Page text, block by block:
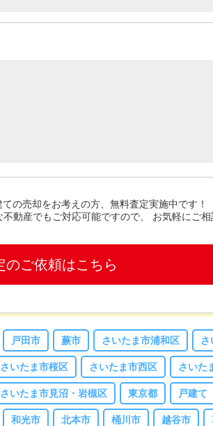
ての売却をお考えの方、無料査定実施中です！
動産でもご対応可能ですので、 お気軽にご相
のご依頼はこちら
戸田市 蕨市 さいたま市浦和区 さ
さいたま市桜区 さいたま市西区 さいた
さいたま市見沼・岩槻区 東京都 戸建て
和光市 北本市 桶川市 越谷市